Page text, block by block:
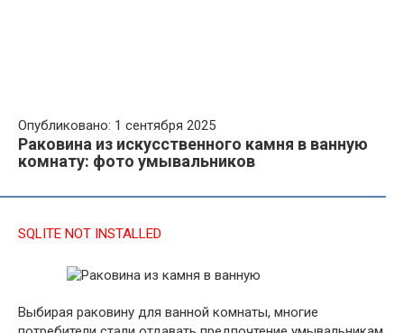
Опубликовано: 1 сентября 2025
Раковина из искусственного камня в ванную
комнату: фото умывальников
SQLITE NOT INSTALLED
Выбирая раковину для ванной комнаты, многие